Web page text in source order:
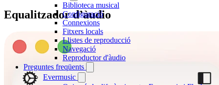
Biblioteca musical
Configuració
Connexions
Fitxers locals
Llistes de reproducció
Navegació
Reproductor d'àudio
Preguntes freqüents
Evermusic
Equalitzador d’àudio